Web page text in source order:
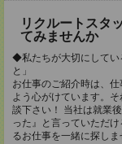
リクルートスタ
てみませんか
◆私たちが大切にしてい
と」
お仕事のご紹介時は、
よう心がけています。
談下さい！ 当社は就業
った』と言っていただ
るお仕事を一緒に探しま